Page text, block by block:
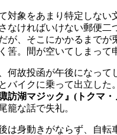
象をあまり特定しない
なければいけない郵便
、そこにかかるまで
。間が空いてしまって
故投函が午後になっ
バイクに乗って出立し
訪湖マジック』(トクマ・
な話で失礼。
身動きがならず、自